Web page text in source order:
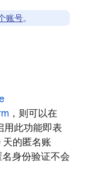
账号。
，则可以在
用此功能即表
天的匿名账
身份验证不会